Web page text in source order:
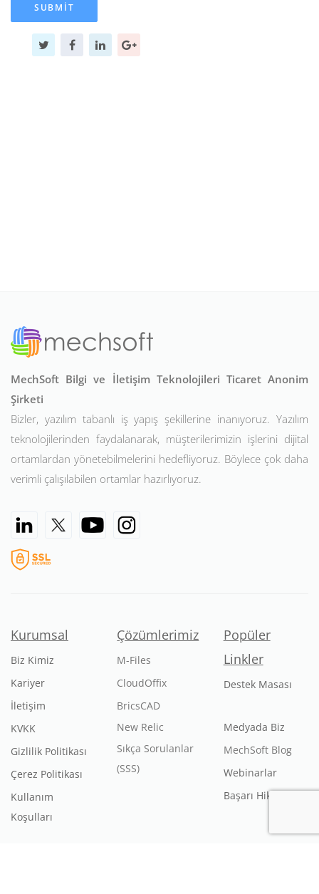
SUBMIT
MechSoft Bilgi ve İletişim Teknolojileri Ticaret Anonim
Şirketi
Bizler, yazılım tabanlı iş yapış şekillerine inanıyoruz. Yazılım
teknolojilerinden faydalanarak, müşterilerimizin işlerini dijital
ortamlardan yönetebilmelerini hedefliyoruz. Böylece çok daha
verimli çalışılabilen ortamlar hazırlıyoruz.
Kurumsal
Biz Kimiz
Kariyer
İletişim
KVKK
Gizlilik Politikası
Çerez Politikası
Kullanım
Koşulları
Çözümlerimiz
M-Files
CloudOffix
BricsCAD
New Relic
Sıkça Sorulanlar
(SSS)
Popüler
Linkler
Destek Masası
Medyada Biz
MechSoft Blog
Webinarlar
Başarı Hikayeleri